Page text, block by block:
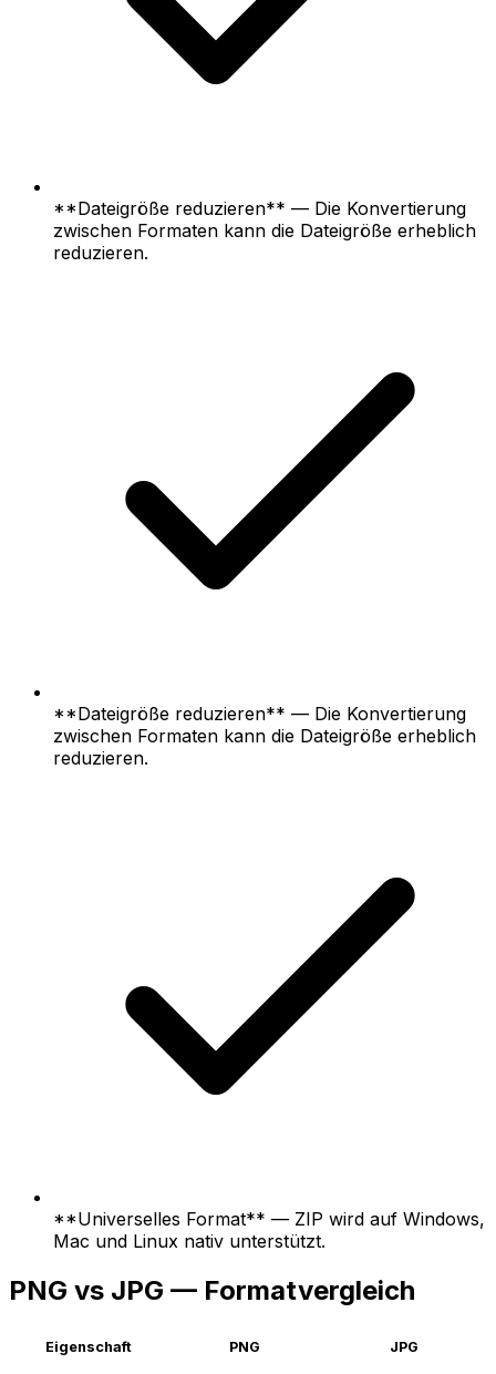
**Dateigröße reduzieren** — Die Konvertierung
zwischen Formaten kann die Dateigröße erheblich
reduzieren.
**Dateigröße reduzieren** — Die Konvertierung
zwischen Formaten kann die Dateigröße erheblich
reduzieren.
**Universelles Format** — ZIP wird auf Windows,
Mac und Linux nativ unterstützt.
PNG vs JPG — Formatvergleich
Eigenschaft PNG JPG